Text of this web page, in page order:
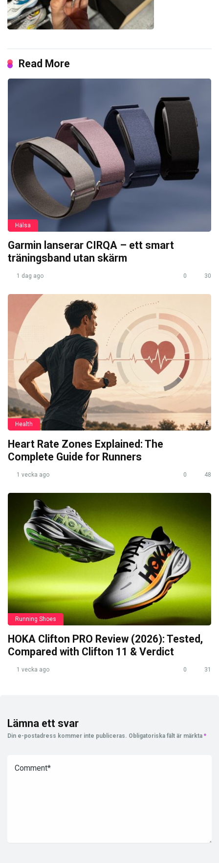
Read More
Hälsa
Garmin lanserar CIRQA – ett smart
träningsband utan skärm
1 dag ago 0 30
Health
Heart Rate Zones Explained: The
Complete Guide for Runners
1 vecka ago 0 48
Running Shoes
HOKA Clifton PRO Review (2026): Tested,
Compared with Clifton 11 & Verdict
1 vecka ago 0 31
Lämna ett svar
Din e-postadress kommer inte publiceras. Obligatoriska fält är märkta *